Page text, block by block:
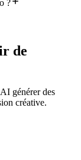
?
de
générer des
créative.